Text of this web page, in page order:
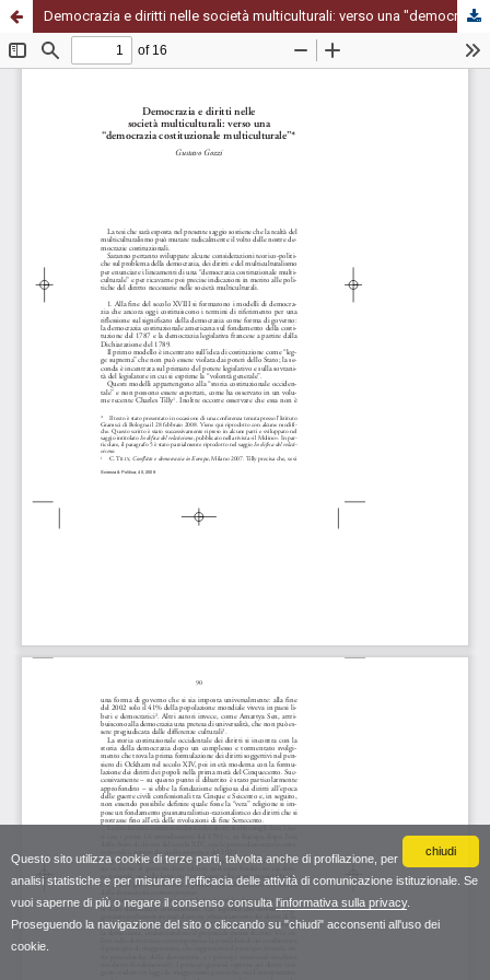
chiudi
Questo sito utilizza cookie di terze parti, talvolta anche di profilazione, per
analisi statistiche e per misurare l'efficacia delle attività di comunicazione istituzionale. Se
vuoi saperne di più o negare il consenso consulta l'informativa sulla privacy.
Proseguendo la navigazione del sito o cliccando su "chiudi" acconsenti all'uso dei
cookie.
Democrazia e diritti nelle società multiculturali: verso una "democrazia costituzionale multiculturale"